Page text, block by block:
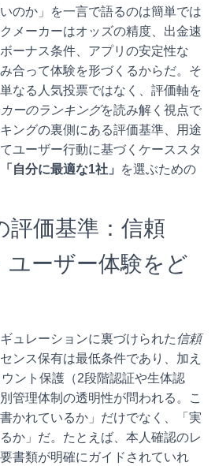
のか」を一言で語るのは簡単では
メーカーはオッズの精度、出金速
ーナス条件、アプリの安定性な
合って体験を形づくるからだ。そ
なる人気投票ではなく、評価軸を
ーのランキングを読み解く視点で
ングの裏側にある評価基準、用途
ユーザー行動に基づくケーススタ
「自分に最適な1社」
を選ぶための
評価基準：信頼
ユーザー体験をど
ュレーションに裏づけられた信頼
ンス保有は最低条件であり、加え
ント保護（2段階認証や生体認
管理体制の透明性が問われる。こ
かれているか」だけでなく、「実
か」だ。たとえば、本人確認のレ
書類が明確にガイドされていれ